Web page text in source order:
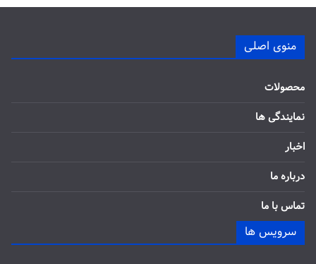
منوی اصلی
محصولات
نمایندگی ها
اخبار
درباره ما
تماس با ما
سرویس ها